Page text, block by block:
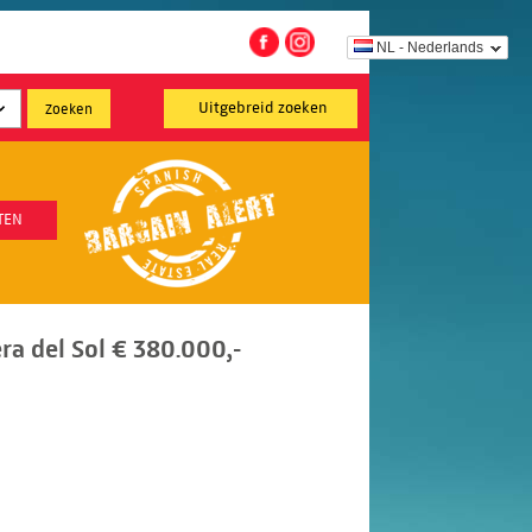
NL - Nederlands
Uitgebreid zoeken
del Sol € 380.000,-